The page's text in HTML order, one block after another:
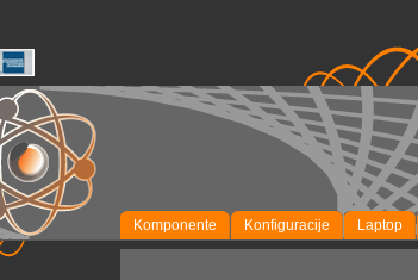
Komponente Konfiguracije Laptop